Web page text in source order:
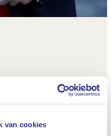
van cookies